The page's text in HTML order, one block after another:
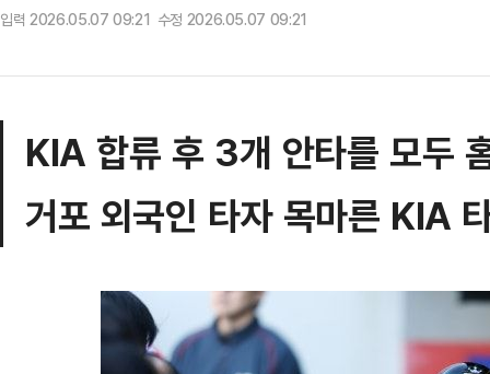
입력 2026.05.07 09:21 수정 2026.05.07 09:21
KIA 합류 후 3개 안타를 모두
거포 외국인 타자 목마른 KIA